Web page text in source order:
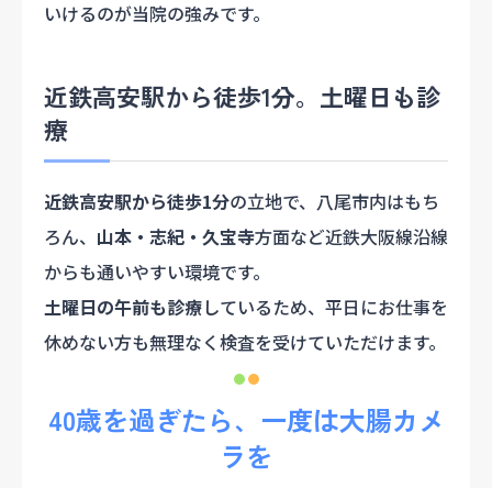
いけるのが当院の強みです。
近鉄高安駅から徒歩1分。土曜日も診
療
近鉄高安駅から徒歩1分の立地で、八尾市内はもち
ろん、 山本・志紀・久宝寺方面など近鉄大阪線沿線
からも通いやすい環境です。
土曜日の午前も診療しているため、平日にお仕事を
休めない方も無理なく検査を受けていただけます。
40歳を過ぎたら、一度は大腸カメ
ラを